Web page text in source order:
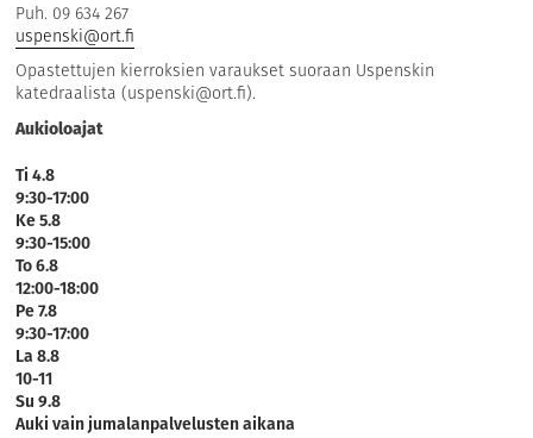
Puh. 09 634 267
uspenski@ort.fi
Opastettujen kierroksien varaukset suoraan Uspenskin
katedraalista (uspenski@ort.fi).
Aukioloajat
Ti 4.8
9:30-17:00
Ke 5.8
9:30-15:00
To 6.8
12:00-18:00
Pe 7.8
9:30-17:00
La 8.8
10-11
Su 9.8
Auki vain jumalanpalvelusten aikana